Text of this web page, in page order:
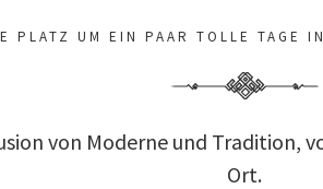
PLATZ UM EIN PAAR TOLLE TAGE
von Moderne und Tradition,
Ort.